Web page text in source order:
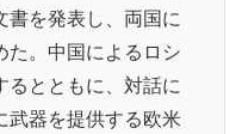
書を発表し、両国に
た。中国によるロシ
るとともに、対話に
武器を提供する欧米